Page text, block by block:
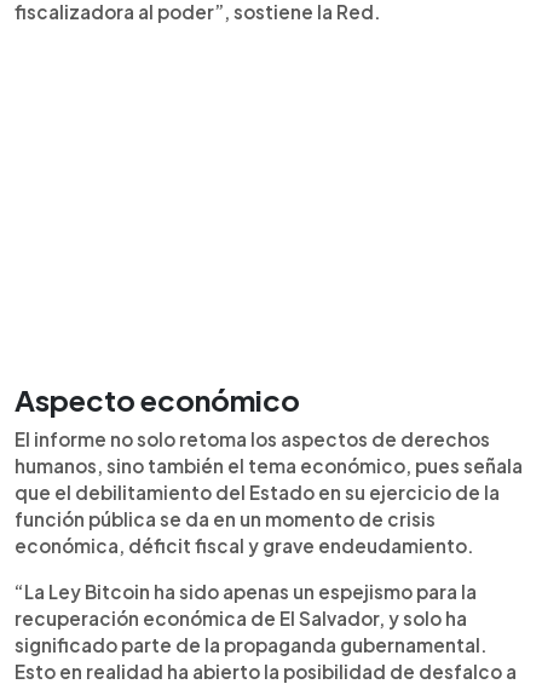
fiscalizadora al poder”, sostiene la Red.
Aspecto económico
El informe no solo retoma los aspectos de derechos
humanos, sino también el tema económico, pues señala
que el debilitamiento del Estado en su ejercicio de la
función pública se da en un momento de crisis
económica, déficit fiscal y grave endeudamiento.
“La Ley Bitcoin ha sido apenas un espejismo para la
recuperación económica de El Salvador, y solo ha
significado parte de la propaganda gubernamental.
Esto en realidad ha abierto la posibilidad de desfalco a